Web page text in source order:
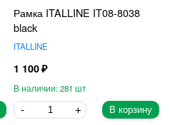
Рамка ITALLINE IT08-8038
black
ITALLINE
1 100
281
В корзину